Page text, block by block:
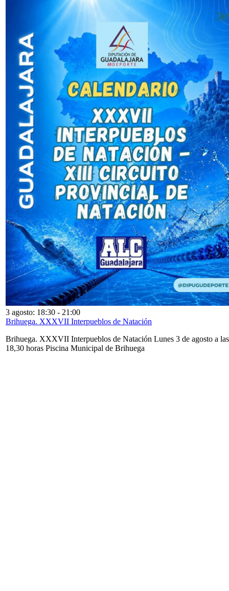
3 agosto: 18:30 - 21:00
Brihuega. XXXVII Interpueblos de Natación
Brihuega. XXXVII Interpueblos de Natación Lunes 3 de agosto a las
18,30 horas Piscina Municipal de Brihuega